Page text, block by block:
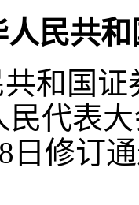
人民共
共和国
民代表
日修订